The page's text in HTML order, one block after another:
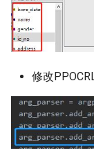
修改